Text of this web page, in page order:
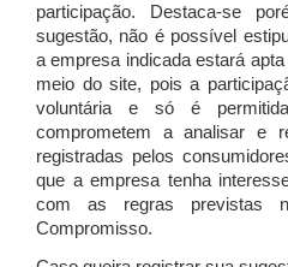
participação. Destaca-se
sugestão, não é possível
a empresa indicada estará
meio do site, pois a
voluntária e só é
comprometem a analisar e
registradas pelos
que a empresa tenha
com as regras previstas
Compromisso.